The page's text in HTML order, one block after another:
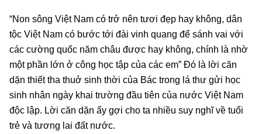
“Non sông Việt Nam có trở nên tươi đẹp hay không, dân
tộc Việt Nam có bước tới đài vinh quang để sánh vai với
các cường quốc năm châu được hay không, chính là nhờ
một phần lớn ở công học tập của các em” Đó là lời căn
dặn thiết tha thuở sinh thời của Bác trong lá thư gửi học
sinh nhân ngày khai trường đầu tiên của nước Việt Nam
độc lập. Lời căn dặn ấy gợi cho ta nhiều suy nghĩ về tuổi
trẻ và tương lai đất nước.